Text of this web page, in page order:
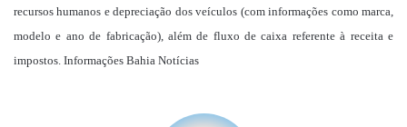
recursos humanos e depreciação dos veículos (com informações como marca,
modelo e ano de fabricação), além de fluxo de caixa referente à receita e
impostos. Informações Bahia Notícias